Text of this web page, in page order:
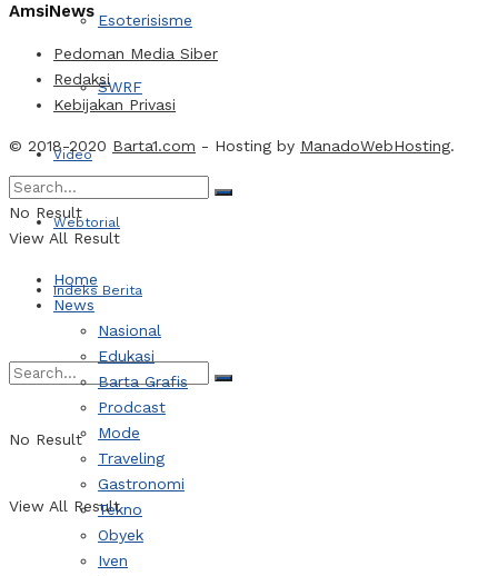
Esoterisisme
SWRF
Video
Webtorial
Indeks Berita
No Result
View All Result
AmsiNews
Pedoman Media Siber
Redaksi
Kebijakan Privasi
© 2018-2020 Barta1.com - Hosting by ManadoWebHosting.
No Result
View All Result
Home
News
Nasional
Edukasi
Barta Grafis
Prodcast
Mode
Traveling
Gastronomi
Tekno
Obyek
Iven